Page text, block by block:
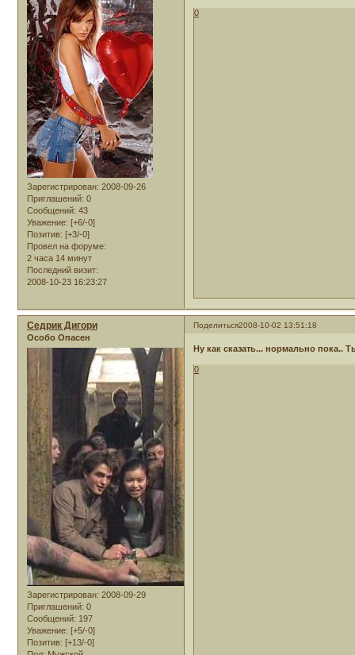
Зарегистрирован: 2008-09-26
Приглашений: 0
Сообщений: 43
Уважение: [+6/-0]
Позитив: [+3/-0]
Провел на форуме:
2 часа 14 минут
Последний визит:
2008-10-23 16:23:27
0
Поделиться2008-10-02 13:51:18
Седрик Дигори
Особо Опасен
Зарегистрирован: 2008-09-29
Приглашений: 0
Сообщений: 197
Уважение: [+5/-0]
Позитив: [+13/-0]
Ну как сказать... нормально пока..
0